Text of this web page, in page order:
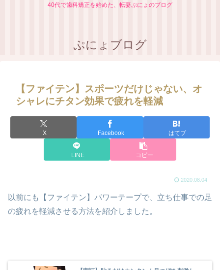
40代で歯科矯正を始めた、転妻ぷにょのブログ
ぷにょブログ
【ファイテン】スポーツだけじゃない、オ
シャレにチタン効果で疲れを軽減
X Facebook はてブ
LINE コピー
2020.08.04
以前にも【ファイテン】パワーテープで、立ち仕事での足
の疲れを軽減させる方法を紹介しました。